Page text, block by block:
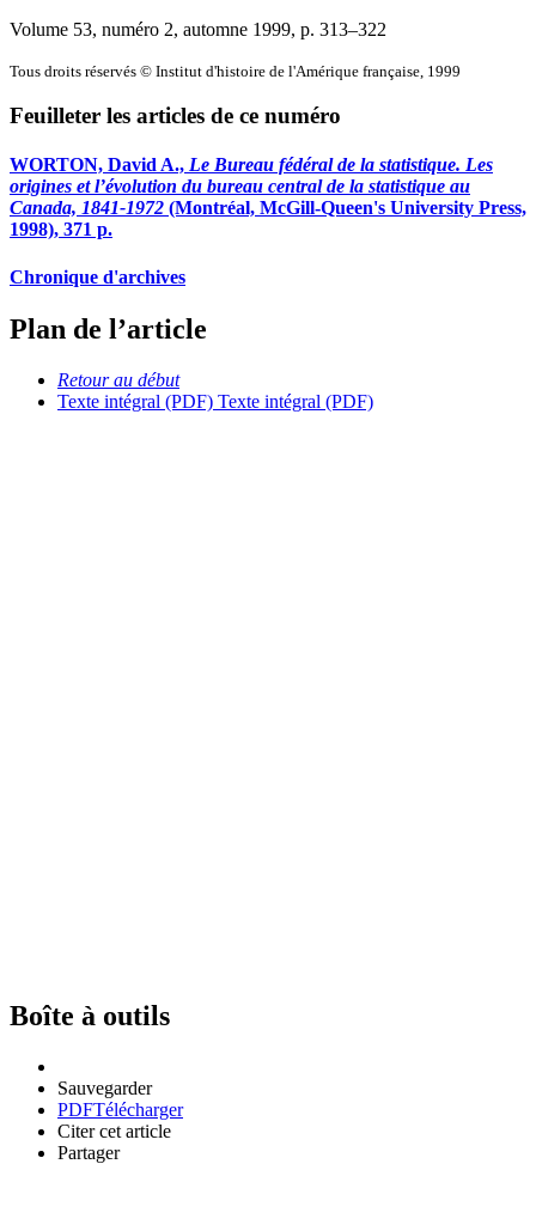
Volume 53, numéro 2, automne 1999, p. 313–322
Tous droits réservés © Institut d'histoire de l'Amérique française, 1999
Feuilleter les articles de ce numéro
WORTON, David A., Le Bureau fédéral de la statistique. Les
origines et l’évolution du bureau central de la statistique au
Canada, 1841-1972 (Montréal, McGill-Queen's University Press,
1998), 371 p.
Chronique d'archives
Plan de l’article
Retour au début
Texte intégral (PDF) Texte intégral (PDF)
Boîte à outils
Sauvegarder
PDFTélécharger
Citer cet article
Partager